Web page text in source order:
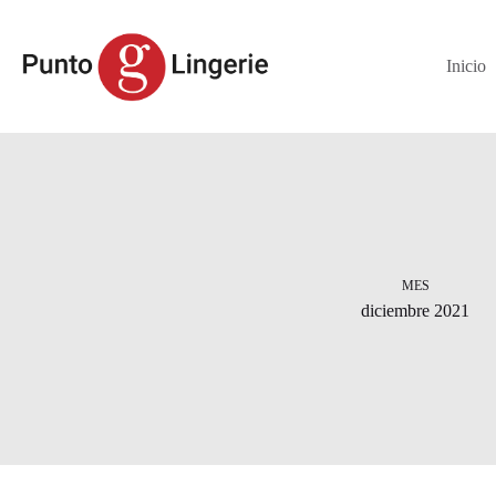
Inicio
MES
diciembre 2021